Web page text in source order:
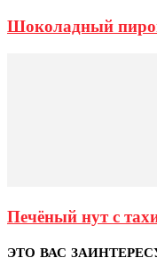
Шоколадный
Печёный нут с
ЭТО ВАС